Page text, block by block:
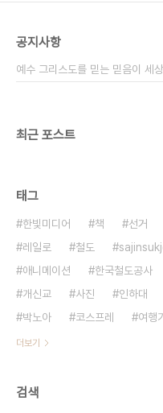
앞에 누구라도 알기 쉬운 내용이 나오는
면 누구라도 할 수 있겠는데' 라면서 ..
공지사항
예수 그리스도를 믿는 믿음이 세
최근 포스트
태그
한빛미디어 책 선거
레일로
철도
애니메이션
한국철도공사
개신교
사진 인하대
박노아
코스프레 여행기
더보기
검색